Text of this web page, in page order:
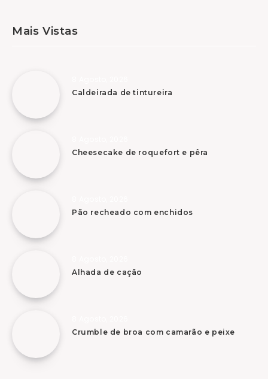
Mais Vistas
Caldeirada de tintureira
Cheesecake de roquefort e pêra
Pão recheado com enchidos
Alhada de cação
Crumble de broa com camarão e peixe